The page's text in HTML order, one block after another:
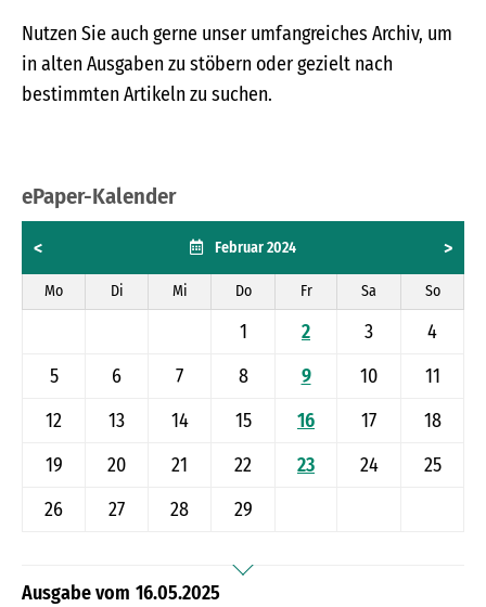
Nutzen Sie auch gerne unser umfangreiches Archiv, um
in alten Ausgaben zu stöbern oder gezielt nach
bestimmten Artikeln zu suchen.
ePaper-Kalender
< Februar 2024 >
Mo Di Mi Do Fr Sa So
1 2 3
4
5
6 7 8 9 10
11
12
13 14 15 16 17
18
19
20 21 22 23 24
25
26
27 28 29
16.05.2025